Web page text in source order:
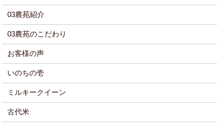
03農苑紹介
03農苑のこだわり
お客様の声
いのちの壱
ミルキークイーン
古代米